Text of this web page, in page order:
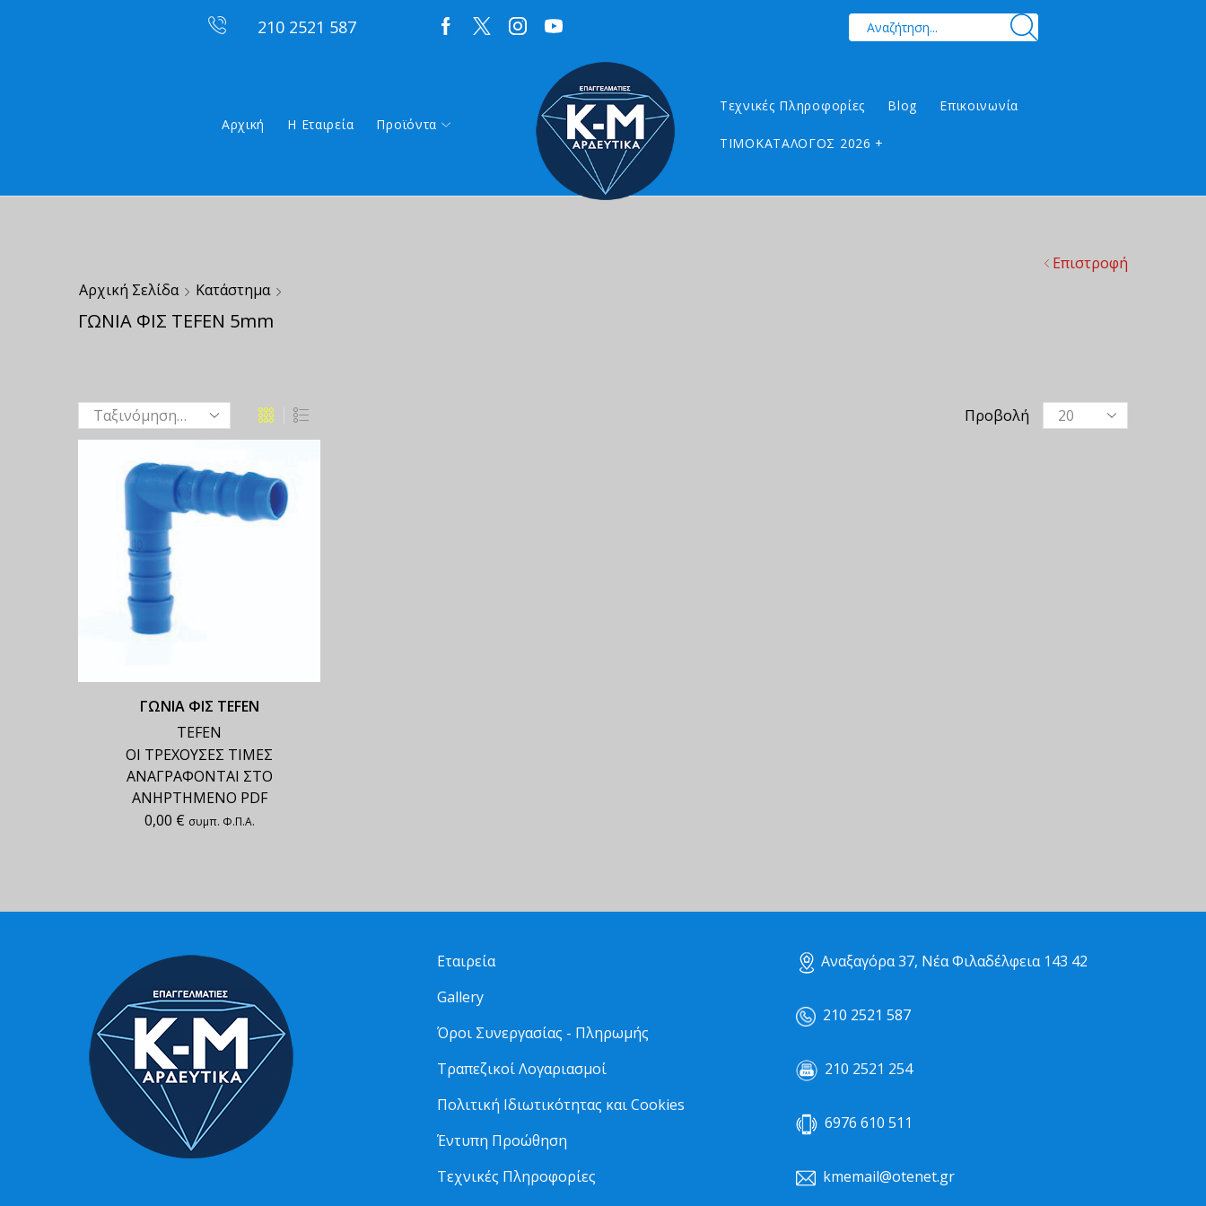
210 2521 587
Αρχική Η Εταιρεία Προϊόντα
Τεχνικές Πληροφορίες Blog Επικοινωνία
ΤΙΜΟΚΑΤΑΛΟΓΟΣ 2026 +
Αρχική Σελίδα Κατάστημα
ΓΩΝΙΑ ΦΙΣ TEFEN 5mm
Επιστροφή
Προβολή
ΓΩΝΙΑ ΦΙΣ TEFEN
TEFEN
ΟΙ ΤΡΕΧΟΥΣΕΣ ΤΙΜΕΣ
ΑΝΑΓΡΑΦΟΝΤΑΙ ΣΤΟ
ΑΝΗΡΤΗΜΕΝΟ PDF
0,00 € συμπ. Φ.Π.Α.
Εταιρεία
Gallery
Όροι Συνεργασίας - Πληρωμής
Τραπεζικοί Λογαριασμοί
Πολιτική Ιδιωτικότητας και Cookies
Έντυπη Προώθηση
Τεχνικές Πληροφορίες
Αναξαγόρα 37, Νέα Φιλαδέλφεια 143 42
210 2521 587
210 2521 254
6976 610 511
kmemail@otenet.gr